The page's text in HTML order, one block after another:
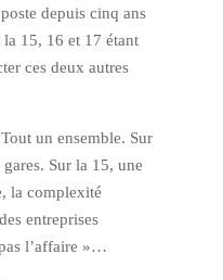
depuis cinq ans
la 15, 16 et 17 étant
ces deux autres
un ensemble. Sur
Sur la 15, une
la complexité
entreprises
l’affaire »…